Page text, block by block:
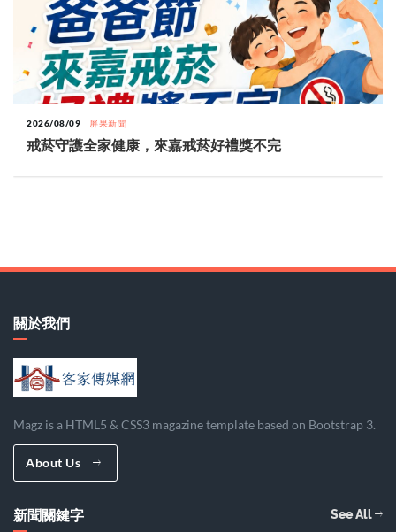
2026/08/09 屏果新聞
戒菸守護全家健康，來嘉戒菸好禮獎不完
關於我們
Magz is a HTML5 & CSS3 magazine template based on Bootstrap 3.
About Us
新聞關鍵字 See All